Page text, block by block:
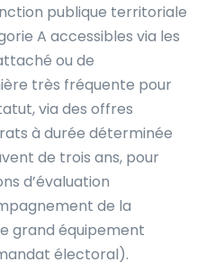
publique territoriale
A accessibles via les
ou de
très fréquente pour
via des offres
à durée déterminée
de trois ans, pour
d’évaluation
de la
grand équipement
électoral).